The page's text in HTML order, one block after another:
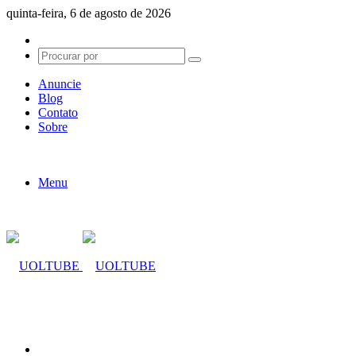
quinta-feira, 6 de agosto de 2026
skin
Procurar
Anuncie
Blog
Contato
Sobre
Menu